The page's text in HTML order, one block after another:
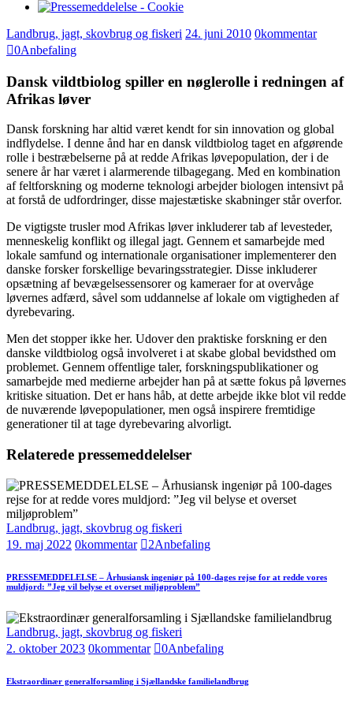
Landbrug, jagt, skovbrug og fiskeri 24. juni 2010 0kommentar
0Anbefaling
Dansk vildtbiolog spiller en nøglerolle i redningen af
Afrikas løver
Dansk forskning har altid været kendt for sin innovation og global
indflydelse. I denne ånd har en dansk vildtbiolog taget en afgørende
rolle i bestræbelserne på at redde Afrikas løvepopulation, der i de
senere år har været i alarmerende tilbagegang. Med en kombination
af feltforskning og moderne teknologi arbejder biologen intensivt på
at forstå de udfordringer, disse majestætiske skabninger står overfor.
De vigtigste trusler mod Afrikas løver inkluderer tab af levesteder,
menneskelig konflikt og illegal jagt. Gennem et samarbejde med
lokale samfund og internationale organisationer implementerer den
danske forsker forskellige bevaringsstrategier. Disse inkluderer
opsætning af bevægelsessensorer og kameraer for at overvåge
løvernes adfærd, såvel som uddannelse af lokale om vigtigheden af
dyrebevaring.
Men det stopper ikke her. Udover den praktiske forskning er den
danske vildtbiolog også involveret i at skabe global bevidsthed om
problemet. Gennem offentlige taler, forskningspublikationer og
samarbejde med medierne arbejder han på at sætte fokus på løvernes
kritiske situation. Det er hans håb, at dette arbejde ikke blot vil redde
de nuværende løvepopulationer, men også inspirere fremtidige
generationer til at tage dyrebevaring alvorligt.
Relaterede pressemeddelelser
Landbrug, jagt, skovbrug og fiskeri
19. maj 2022 0kommentar 2Anbefaling
PRESSEMEDDELELSE – Århusiansk ingeniør på 100-dages rejse for at redde vores
muldjord: ”Jeg vil belyse et overset miljøproblem”
Landbrug, jagt, skovbrug og fiskeri
2. oktober 2023 0kommentar 0Anbefaling
Ekstraordinær generalforsamling i Sjællandske familielandbrug